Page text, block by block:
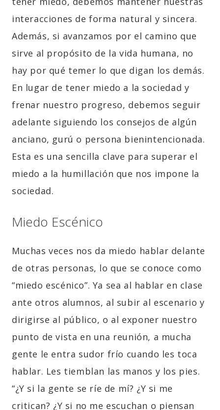
interacciones de forma natural y sincera.
Además, si avanzamos por el camino que
sirve al propósito de la vida humana, no
hay por qué temer lo que digan los demás.
En lugar de tener miedo a la sociedad y
frenar nuestro progreso, debemos seguir
adelante siguiendo los consejos de algún
anciano, gurú o persona bienintencionada.
Esta es una sencilla clave para superar el
miedo a la humillación que nos impone la
sociedad.
Miedo Escénico
Muchas veces nos da miedo hablar delante
de otras personas, lo que se conoce como
“miedo escénico”. Ya sea al hablar en clase
ante otros alumnos, al subir al escenario y
dirigirse al público, o al exponer nuestro
punto de vista en una reunión, a mucha
gente le entra sudor frío cuando les toca
hablar. Les tiemblan las manos y los pies.
“¿Y si la gente se ríe de mí? ¿Y si me
critican? ¿Y si no me escuchan o piensan